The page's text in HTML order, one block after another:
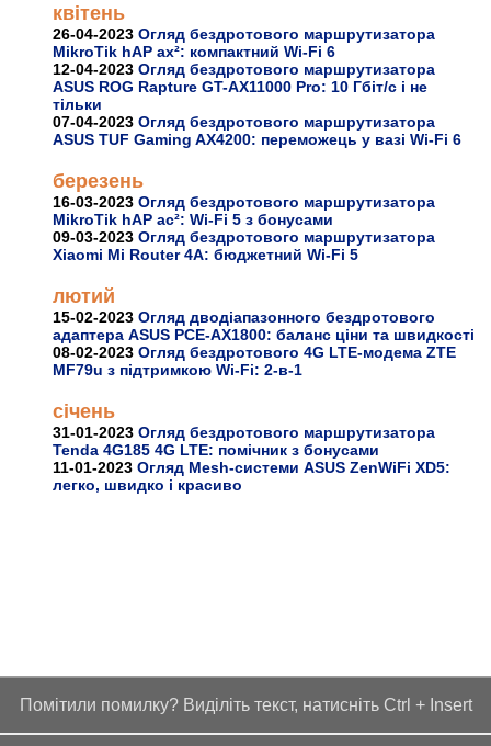
квітень
26-04-2023 Огляд бездротового маршрутизатора
MikroTik hAP ax²: компактний Wi-Fi 6
12-04-2023 Огляд бездротового маршрутизатора
ASUS ROG Rapture GT-AX11000 Pro: 10 Гбіт/с і не
тільки
07-04-2023 Огляд бездротового маршрутизатора
ASUS TUF Gaming AX4200: переможець у вазі Wi-Fi 6
березень
16-03-2023 Огляд бездротового маршрутизатора
MikroTik hAP ac²: Wi-Fi 5 з бонусами
09-03-2023 Огляд бездротового маршрутизатора
Xiaomi Mi Router 4A: бюджетний Wi-Fi 5
лютий
15-02-2023 Огляд дводіапазонного бездротового
адаптера ASUS PCE-AX1800: баланс ціни та швидкості
08-02-2023 Огляд бездротового 4G LTE-модема ZTE
MF79u з підтримкою Wi-Fi: 2-в-1
січень
31-01-2023 Огляд бездротового маршрутизатора
Tenda 4G185 4G LTE: помічник з бонусами
11-01-2023 Огляд Mesh-системи ASUS ZenWiFi XD5:
легко, швидко і красиво
Помітили помилку? Виділіть текст, натисніть Ctrl + Insert